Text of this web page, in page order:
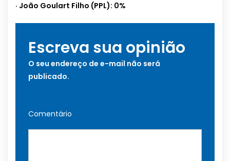
· João Goulart Filho (PPL): 0%
Escreva sua opinião
O seu endereço de e-mail não será
publicado.
Comentário